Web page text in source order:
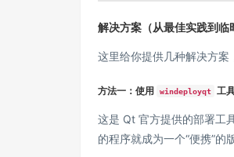
解决方案（从最佳实践到临
这里给你提供几种解决方案
方法一：使用 windeployqt 工
这是 Qt 官方提供的部署工
的程序就成为一个“便携”的